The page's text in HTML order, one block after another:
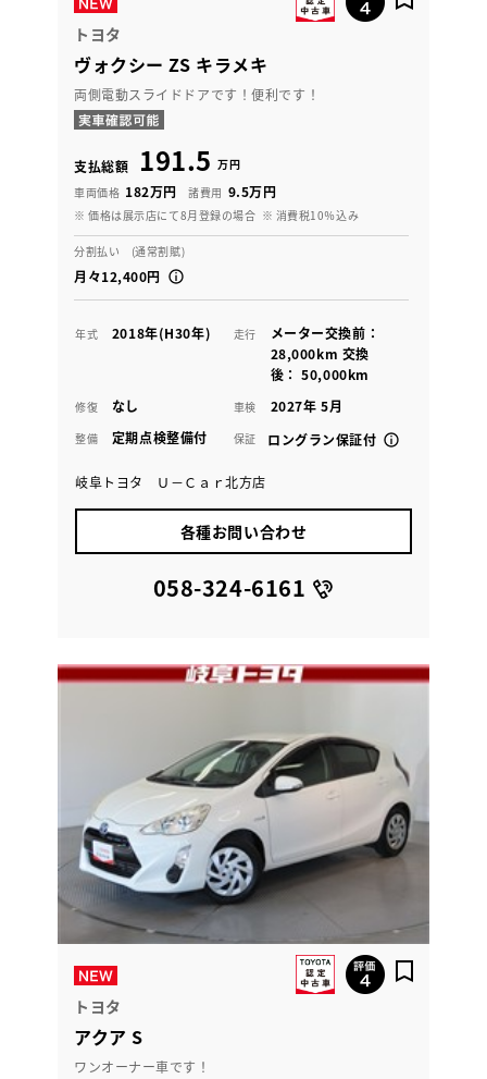
トヨタ
ヴォクシー ZS キラメキ
両側電動スライドドアです！便利です！
支払総額 191.5 万円
車両価格 182万円 諸費用 9.5万円
※ 価格は展示店にて8月登録の場合 ※ 消費税10％込み
分割払い (通常割賦)
月々12,400円
年式 2018年(H30年) 走行
メーター交換前：
28,000km 交換
後： 50,000km
修復 なし 車検 2027年 5月
整備 定期点検整備付 保証 ロングラン保証付
岐阜トヨタ Ｕ－Ｃａｒ北方店
各種お問い合わせ
058-324-6161
トヨタ
アクア S
ワンオーナー車です！